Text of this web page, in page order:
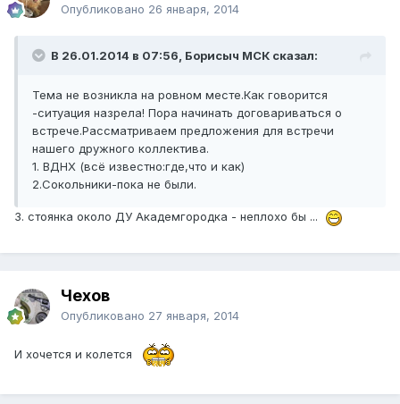
Опубликовано 26 января, 2014
В 26.01.2014 в 07:56, Борисыч МСК сказал:
Тема не возникла на ровном месте.Как говорится
-ситуация назрела! Пора начинать договариваться о
встрече.Рассматриваем предложения для встречи
нашего дружного коллектива.
1. ВДНХ (всё известно:где,что и как)
2.Сокольники-пока не были.
3. стоянка около ДУ Академгородка - неплохо бы ...
Чехов
Опубликовано 27 января, 2014
И хочется и колется